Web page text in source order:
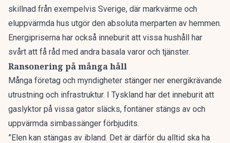
skillnad från exempelvis Sverige, där markvärme och
eluppvärmda hus utgör den absoluta merparten av hemmen.
Energipriserna har också inneburit att vissa hushåll har
svårt att få råd med andra basala varor och tjänster.
Ransonering på många håll
Många företag och myndigheter stänger ner energikrävande
utrustning och infrastruktur. I Tyskland har det inneburit att
gaslyktor på vissa gator släcks, fontäner stängs av och
uppvärmda simbassänger förbjudits.
”Elen kan stängas av ibland. Det är därför du alltid ska ha